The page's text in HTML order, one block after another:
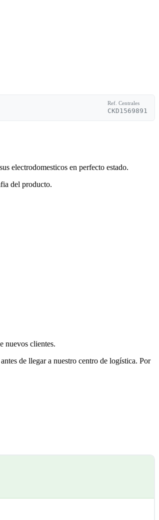
Ref. Centrales
CKD1569891
electrodomesticos en perfecto estado.
del producto.
nuevos clientes.
de llegar a nuestro centro de logística. Por